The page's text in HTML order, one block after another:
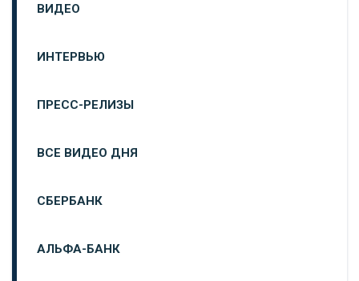
ВИДЕО
ИНТЕРВЬЮ
ПРЕСС-РЕЛИЗЫ
ВСЕ ВИДЕО ДНЯ
СБЕРБАНК
АЛЬФА-БАНК